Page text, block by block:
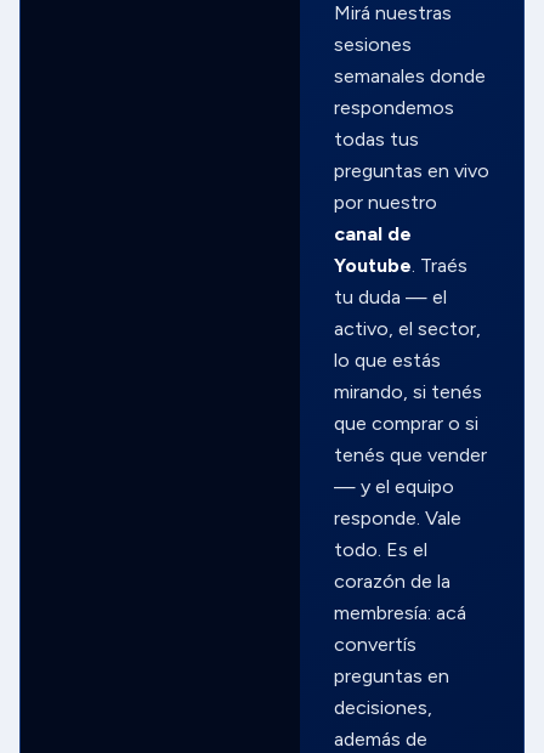
Mirá nuestras
sesiones
semanales donde
respondemos
todas tus
preguntas en vivo
por nuestro
canal de
Youtube. Traés
tu duda — el
activo, el sector,
lo que estás
mirando, si tenés
que comprar o si
tenés que vender
— y el equipo
responde. Vale
todo. Es el
corazón de la
membresía: acá
convertís
preguntas en
decisiones,
además de